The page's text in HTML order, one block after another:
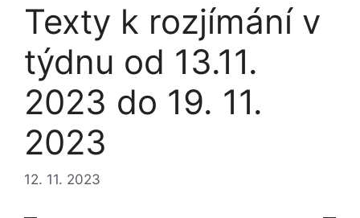
Texty k rozjímání v
týdnu od 13.11.
2023 do 19. 11.
2023
12. 11. 2023